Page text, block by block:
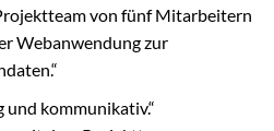
von fünf Mitarbeitern
Webanwendung zur
und kommunikativ.“